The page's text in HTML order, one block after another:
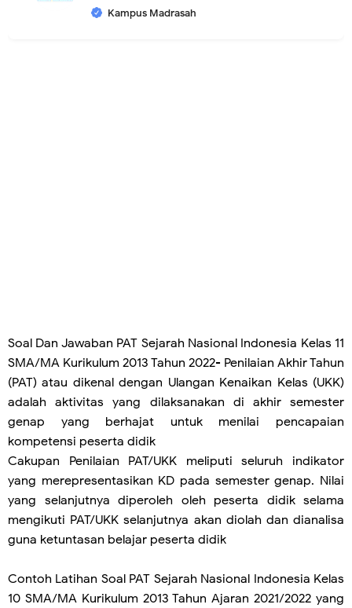
Kampus Madrasah
Soal Dan Jawaban PAT Sejarah Nasional Indonesia Kelas 11
SMA/MA Kurikulum 2013 Tahun 2022- Penilaian Akhir Tahun
(PAT) atau dikenal dengan Ulangan Kenaikan Kelas (UKK)
adalah aktivitas yang dilaksanakan di akhir semester
genap yang berhajat untuk menilai pencapaian
kompetensi peserta didik
Cakupan Penilaian PAT/UKK meliputi seluruh indikator
yang merepresentasikan KD pada semester genap. Nilai
yang selanjutnya diperoleh oleh peserta didik selama
mengikuti PAT/UKK selanjutnya akan diolah dan dianalisa
guna ketuntasan belajar peserta didik
Contoh Latihan Soal PAT Sejarah Nasional Indonesia Kelas
10 SMA/MA Kurikulum 2013 Tahun Ajaran 2021/2022 yang